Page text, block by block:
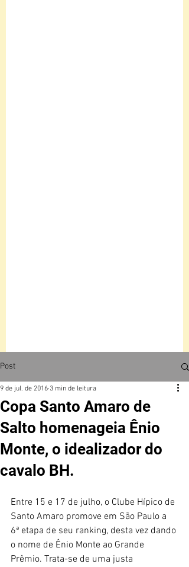
Post
Copa Santo Amaro de
Salto homenageia Ênio
Monte, o idealizador do
cavalo BH.
9 de jul. de 2016 3 min de leitura
Entre 15 e 17 de julho, o Clube Hípico de
Santo Amaro promove em São Paulo a
6ª etapa de seu ranking, desta vez dando
o nome de Ênio Monte ao Grande
Prêmio. Trata-se de uma justa